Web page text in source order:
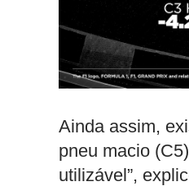
Ainda assim,
pneu macio
utilizável”,